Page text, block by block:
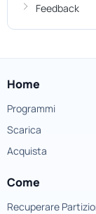
Feedback
Home
Programmi
Scarica
Acquista
Come
Recuperare